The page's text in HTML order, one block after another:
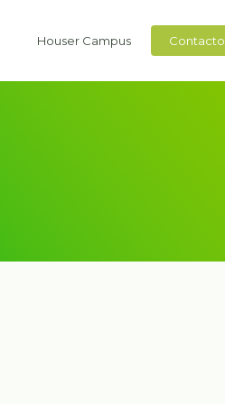
Houser Campus Contacto